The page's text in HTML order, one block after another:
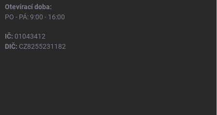
Otevírací doba:
PO - PÁ: 9:00 - 16:00
IČ: 01043412
DIČ: CZ8255231182